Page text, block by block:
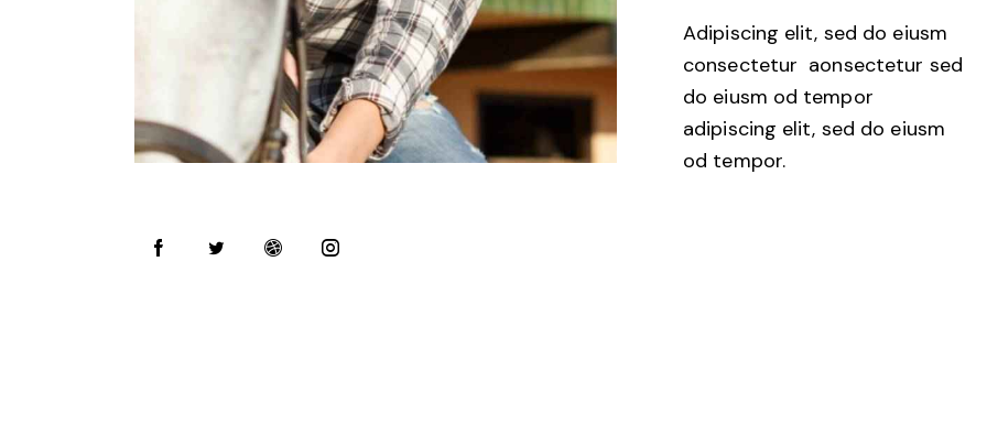
Adipiscing elit, sed do eiusm
consectetur aonsectetur sed
do eiusm od tempor
adipiscing elit, sed do eiusm
od tempor.